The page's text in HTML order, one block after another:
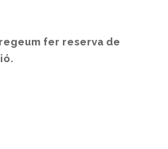
fer reserva de